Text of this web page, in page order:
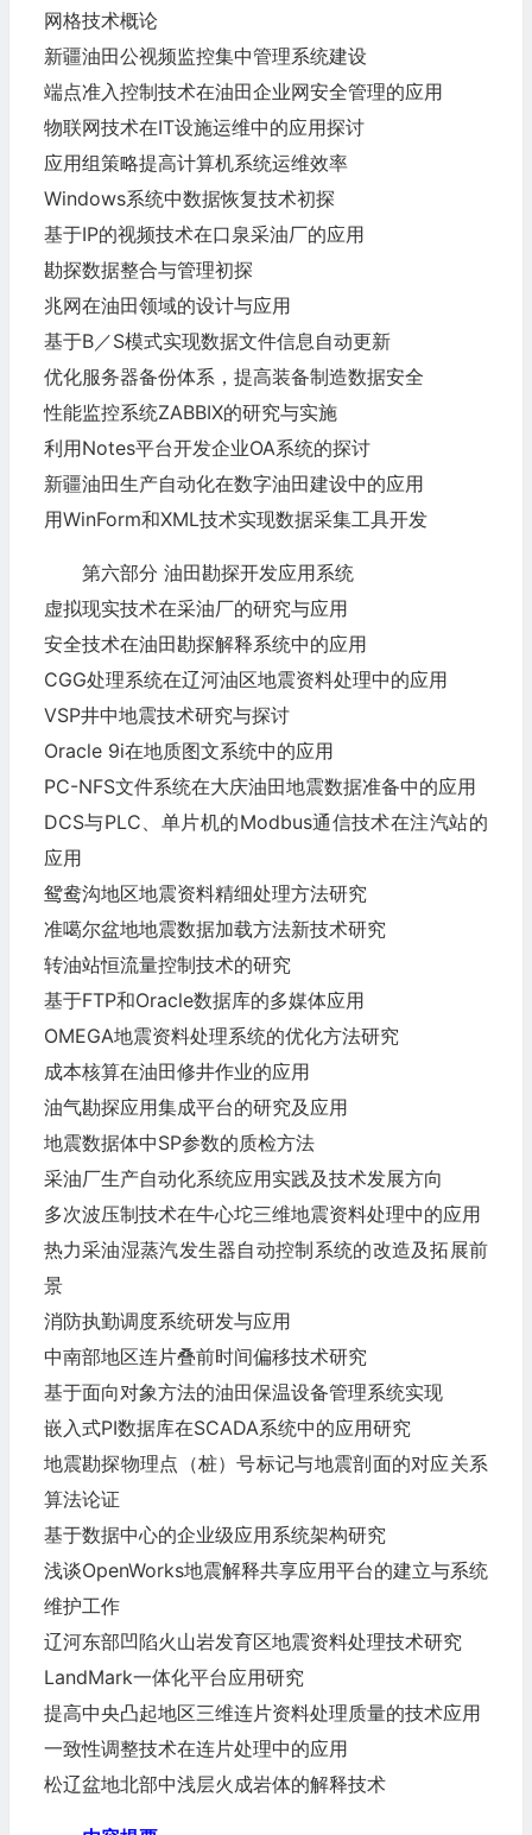
网格技术概论
新疆油田公视频监控集中管理系统建设
端点准入控制技术在油田企业网安全管理的应用
物联网技术在IT设施运维中的应用探讨
应用组策略提高计算机系统运维效率
Windows系统中数据恢复技术初探
基于IP的视频技术在口泉采油厂的应用
勘探数据整合与管理初探
兆网在油田领域的设计与应用
基于B／S模式实现数据文件信息自动更新
优化服务器备份体系，提高装备制造数据安全
性能监控系统ZABBIX的研究与实施
利用Notes平台开发企业OA系统的探讨
新疆油田生产自动化在数字油田建设中的应用
用WinForm和XML技术实现数据采集工具开发
第六部分 油田勘探开发应用系统
虚拟现实技术在采油厂的研究与应用
安全技术在油田勘探解释系统中的应用
CGG处理系统在辽河油区地震资料处理中的应用
VSP井中地震技术研究与探讨
Oracle 9i在地质图文系统中的应用
PC-NFS文件系统在大庆油田地震数据准备中的应用
DCS与PLC、单片机的Modbus通信技术在注汽站的
应用
鸳鸯沟地区地震资料精细处理方法研究
准噶尔盆地地震数据加载方法新技术研究
转油站恒流量控制技术的研究
基于FTP和Oracle数据库的多媒体应用
OMEGA地震资料处理系统的优化方法研究
成本核算在油田修井作业的应用
油气勘探应用集成平台的研究及应用
地震数据体中SP参数的质检方法
采油厂生产自动化系统应用实践及技术发展方向
多次波压制技术在牛心坨三维地震资料处理中的应用
热力采油湿蒸汽发生器自动控制系统的改造及拓展前
景
消防执勤调度系统研发与应用
中南部地区连片叠前时间偏移技术研究
基于面向对象方法的油田保温设备管理系统实现
嵌入式PI数据库在SCADA系统中的应用研究
地震勘探物理点（桩）号标记与地震剖面的对应关系
算法论证
基于数据中心的企业级应用系统架构研究
浅谈OpenWorks地震解释共享应用平台的建立与系统
维护工作
辽河东部凹陷火山岩发育区地震资料处理技术研究
LandMark一体化平台应用研究
提高中央凸起地区三维连片资料处理质量的技术应用
一致性调整技术在连片处理中的应用
松辽盆地北部中浅层火成岩体的解释技术